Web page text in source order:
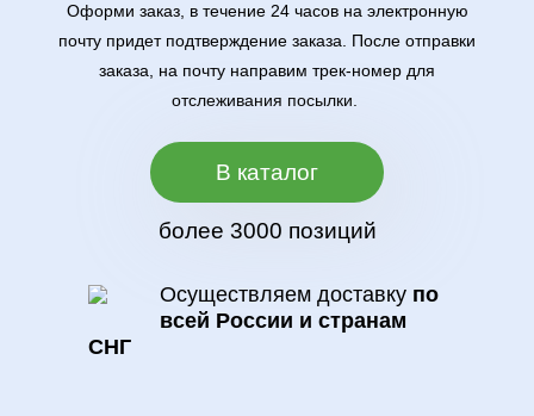
Оформи заказ, в течение 24 часов на электронную
почту придет подтверждение заказа. После отправки
заказа, на почту направим трек-номер для
отслеживания посылки.
В каталог
более 3000 позиций
Осуществляем доставку по
всей России и странам
СНГ